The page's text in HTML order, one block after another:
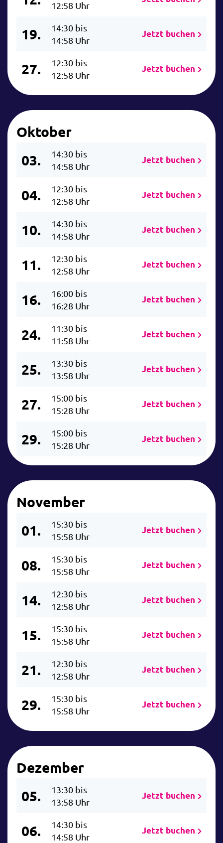
12:58 Uhr
19.
14:30 bis
14:58 Uhr
Jetzt buchen
27.
12:30 bis
12:58 Uhr
Jetzt buchen
Oktober
03.
14:30 bis
14:58 Uhr
Jetzt buchen
04.
12:30 bis
12:58 Uhr
Jetzt buchen
10.
14:30 bis
14:58 Uhr
Jetzt buchen
11.
12:30 bis
12:58 Uhr
Jetzt buchen
16.
16:00 bis
16:28 Uhr
Jetzt buchen
24.
11:30 bis
11:58 Uhr
Jetzt buchen
25.
13:30 bis
13:58 Uhr
Jetzt buchen
27.
15:00 bis
15:28 Uhr
Jetzt buchen
29.
15:00 bis
15:28 Uhr
Jetzt buchen
November
01.
15:30 bis
15:58 Uhr
Jetzt buchen
08.
15:30 bis
15:58 Uhr
Jetzt buchen
14.
12:30 bis
12:58 Uhr
Jetzt buchen
15.
15:30 bis
15:58 Uhr
Jetzt buchen
21.
12:30 bis
12:58 Uhr
Jetzt buchen
29.
15:30 bis
15:58 Uhr
Jetzt buchen
Dezember
05.
13:30 bis
13:58 Uhr
Jetzt buchen
06.
14:30 bis
14:58 Uhr
Jetzt buchen